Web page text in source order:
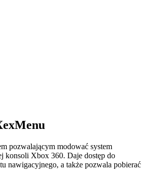
pozwalającym modować system
konsoli Xbox 360. Daje dostęp do
nawigacyjnego, a także pozwala pobierać